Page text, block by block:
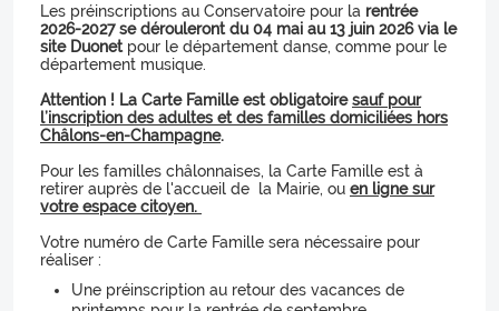
Les préinscriptions au Conservatoire pour la rentrée
2026-2027 se dérouleront du 04 mai au 13 juin 2026 via le
site Duonet pour le département danse, comme pour le
département musique.
Attention ! La Carte Famille est obligatoiresauf pour
l’inscription des adultes et des familles domiciliées hors
Châlons-en-Champagne.
Pour les familles châlonnaises, la Carte Famille est à
retirer auprès de l'accueil de la Mairie, ou en ligne sur
votre espace citoyen.
Votre numéro de Carte Famille sera nécessaire pour
réaliser :
Une préinscription au retour des vacances de